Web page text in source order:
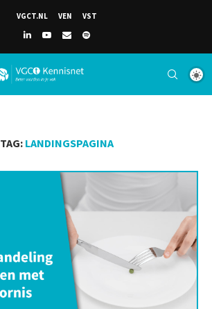
VGCT.NL VEN VST
TAG: LANDINGSPAGINA